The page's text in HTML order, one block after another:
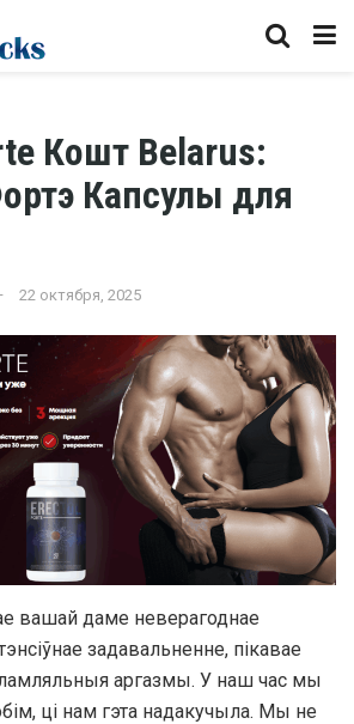
Кошт Belarus:
Капсулы для
22 октября, 2025
вашай даме неверагоднае
задавальненне, пікавае
аргазмы. У наш час мы
ці нам гэта надакучыла. Мы не